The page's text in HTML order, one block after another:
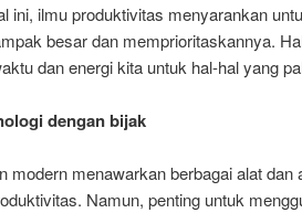
ini, ilmu produktivitas menyarankan
besar dan memprioritaskannya.
dan energi kita untuk hal-hal yang
dengan bijak
modern menawarkan berbagai alat
Namun, penting untuk